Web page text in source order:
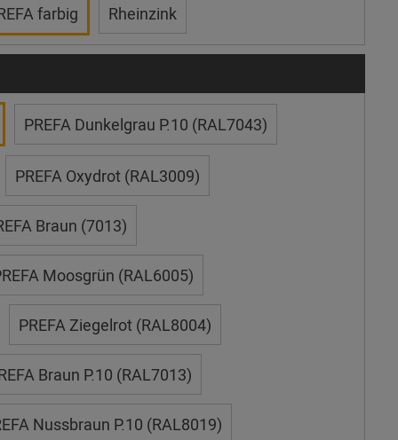
farbig Rheinzink
PREFA Dunkelgrau P.10 (RAL7043)
PREFA Oxydrot (RAL3009)
Braun (7013)
Moosgrün (RAL6005)
PREFA Ziegelrot (RAL8004)
Braun P.10 (RAL7013)
Nussbraun P.10 (RAL8019)